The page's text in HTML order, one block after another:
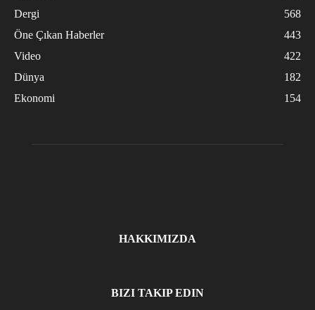
Dergi
568
Öne Çıkan Haberler
443
Video
422
Dünya
182
Ekonomi
154
HAKKIMIZDA
BIZI TAKIP EDIN